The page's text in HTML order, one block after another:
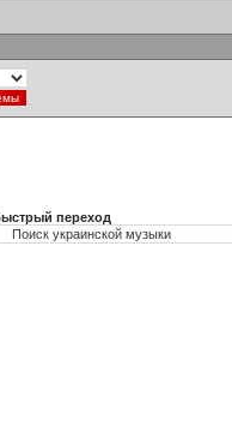
переход